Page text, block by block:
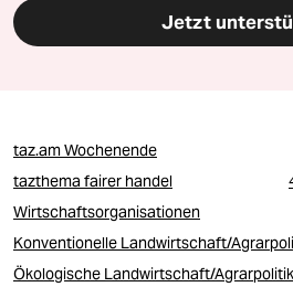
Jetzt
taz.am Wochenende
tazthema fairer handel
Wirtschaftsorganisationen
Konventionelle Landwirtschaft/
Ökologische Landwirtschaft/Agrarpolitik